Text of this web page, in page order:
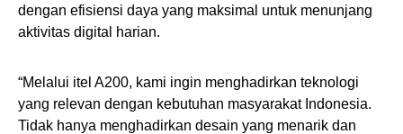
dengan efisiensi daya yang maksimal untuk menunjang
aktivitas digital harian.
“Melalui itel A200, kami ingin menghadirkan teknologi
yang relevan dengan kebutuhan masyarakat Indonesia.
Tidak hanya menghadirkan desain yang menarik dan